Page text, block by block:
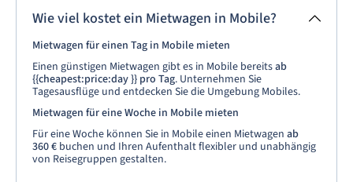
Wie viel kostet ein Mietwagen in Mobile?
Mietwagen für einen Tag in Mobile mieten
Einen günstigen Mietwagen gibt es in Mobile bereitsab
{{cheapest:price:day }} pro Tag. Unternehmen Sie
Tagesausflüge und entdecken Sie die Umgebung Mobiles.
Mietwagen für eine Woche in Mobile mieten
Für eine Woche können Sie in Mobile einen Mietwagen ab
360 € buchen und Ihren Aufenthalt flexibler und unabhängig
von Reisegruppen gestalten.